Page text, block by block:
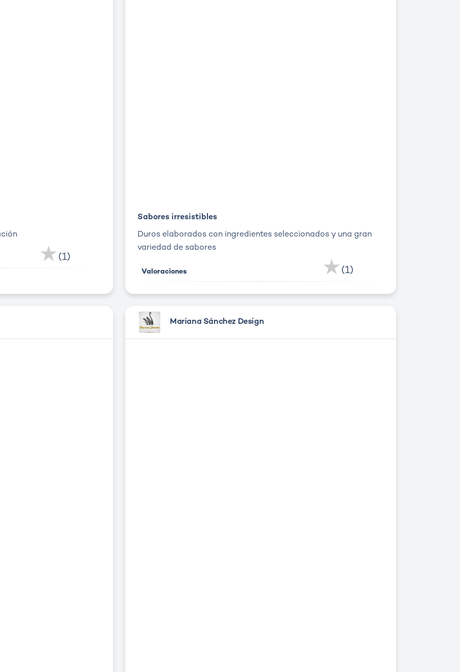
Me Gusta
(1)
Sabores irresistibles
Duros elaborados con ingredientes seleccionados y una gran
variedad de sabores
Valoraciones Me Gusta
(1)
Mariana Sánchez Design